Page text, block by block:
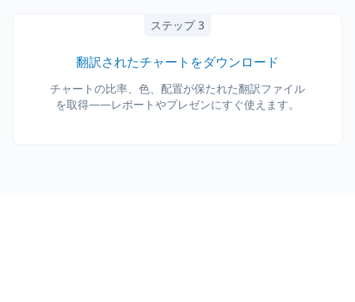
ステップ 3
翻訳されたチャートをダウンロード
チャートの比率、色、配置が保たれた翻訳ファイル
を取得——レポートやプレゼンにすぐ使えます。